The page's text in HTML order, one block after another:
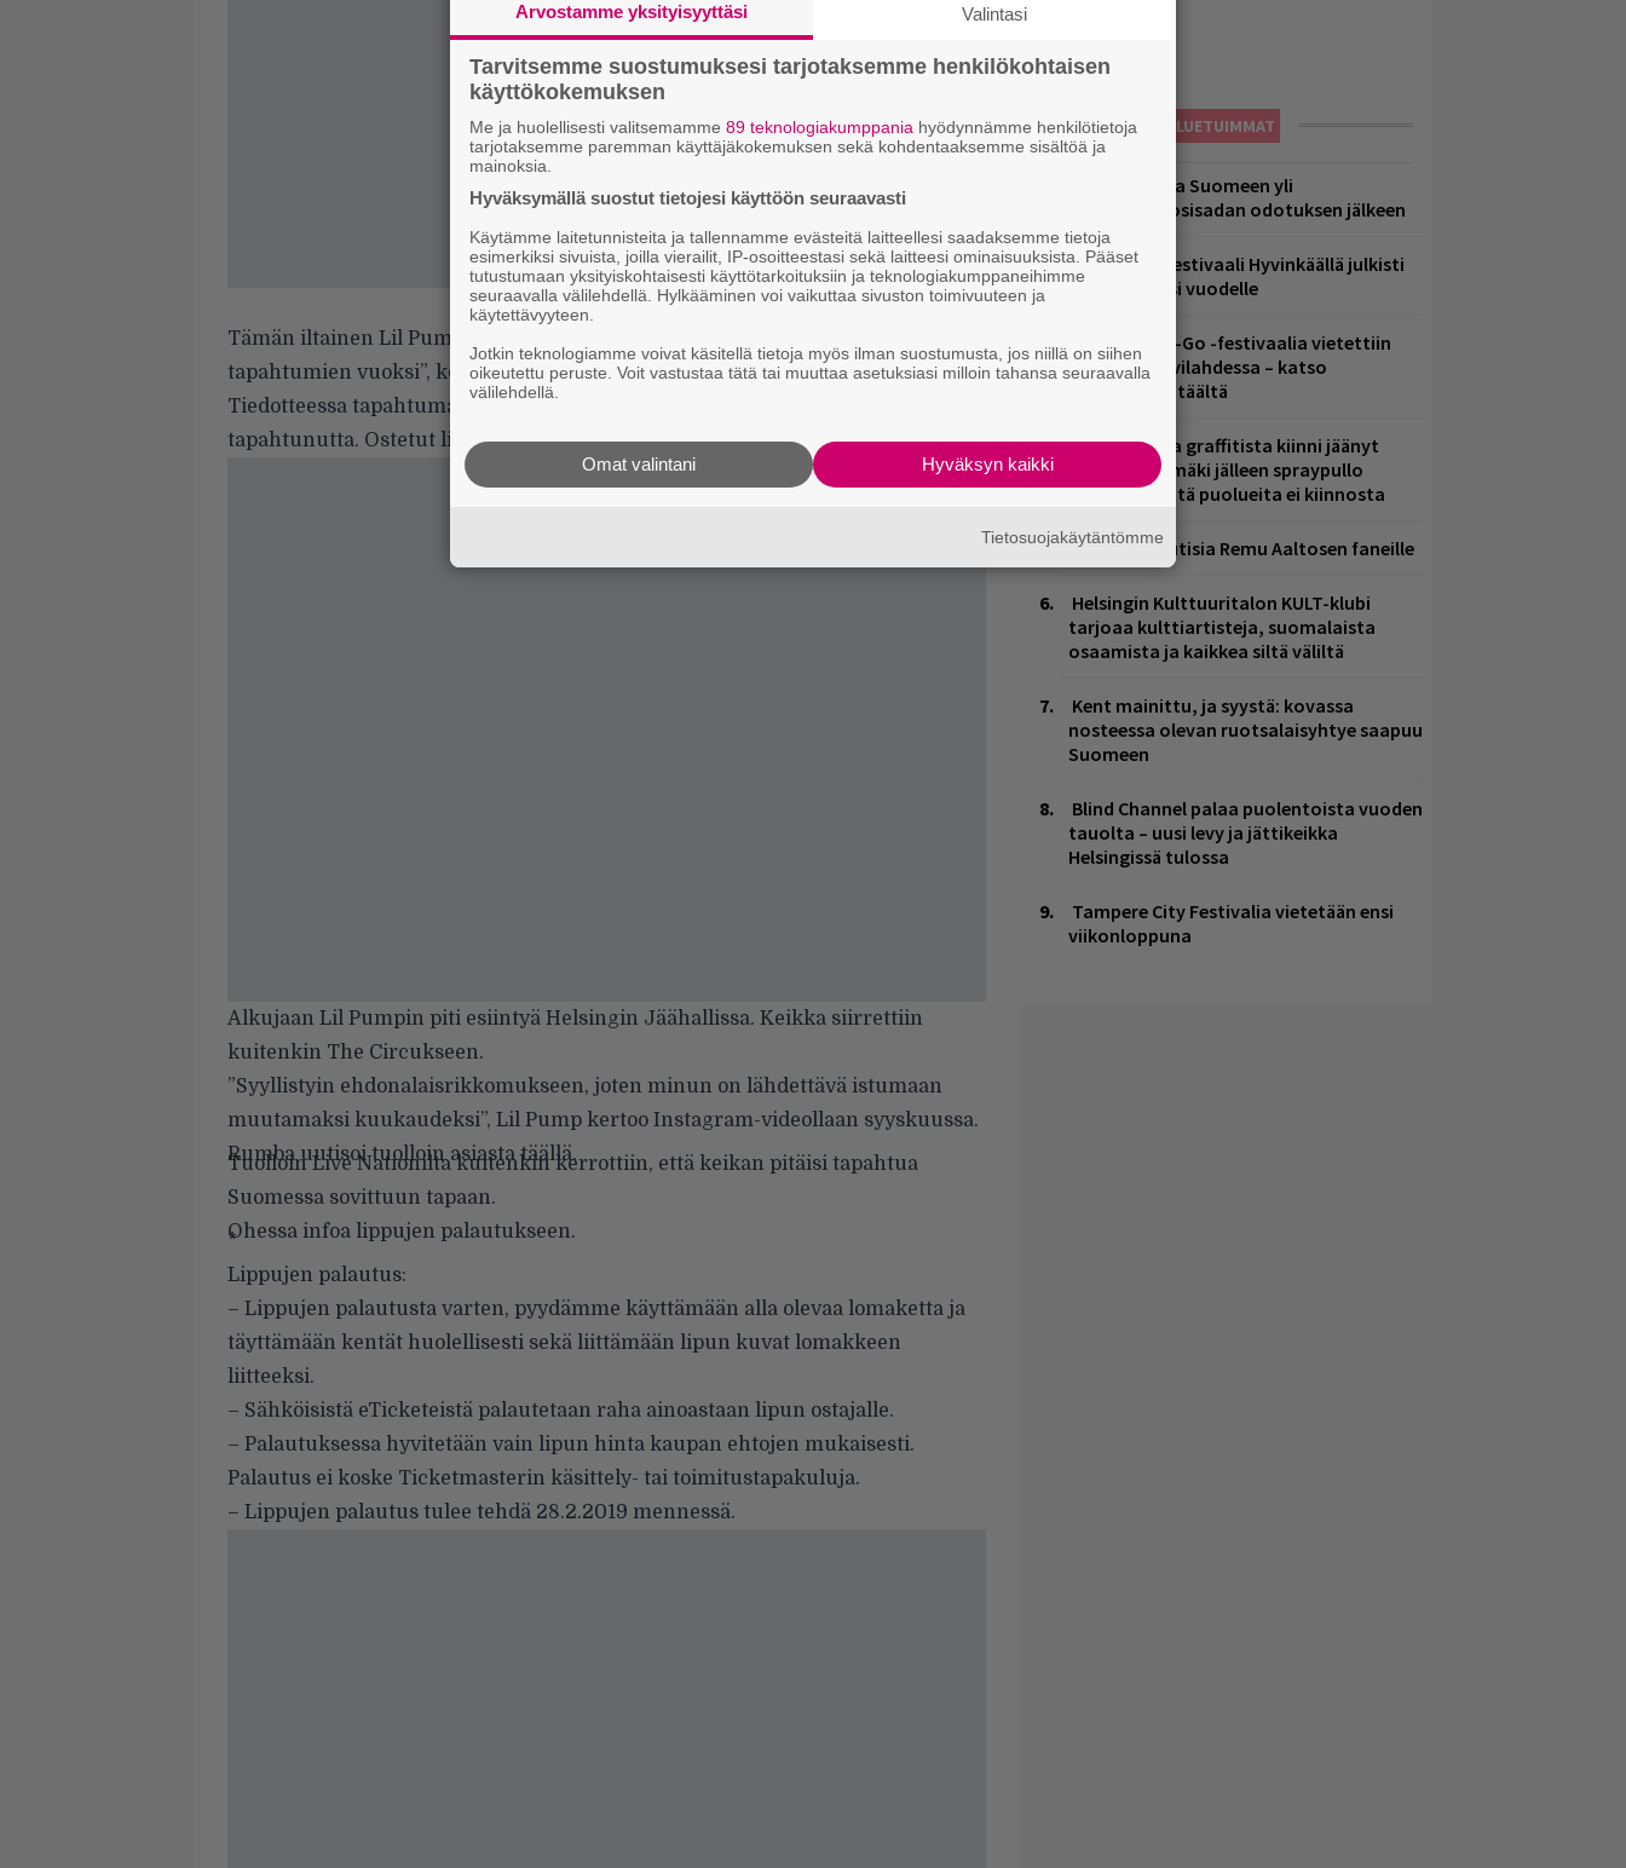
Tämän iltainen Lil Pumpin keikka on peruuntunut ”odottamattomien
tapahtumien vuoksi”, kertoo tiedote.
Tiedotteessa tapahtumajärjestäjä Live Nation ja Blockfest pahoittelevat
tapahtunutta. Ostetut liput voi palauttaa Ticketmasteriin.
Alkujaan Lil Pumpin piti esiintyä Helsingin Jäähallissa. Keikka siirrettiin
kuitenkin The Circukseen.
”Syyllistyin ehdonalaisrikkomukseen, joten minun on lähdettävä istumaan
muutamaksi kuukaudeksi”, Lil Pump kertoo Instagram-videollaan syyskuussa.
Rumba uutisoi tuolloin asiasta täällä.
Tuolloin Live Nationilta kuitenkin kerrottiin, että keikan pitäisi tapahtua
Suomessa sovittuun tapaan.
Ohessa infoa lippujen palautukseen.
*
Lippujen palautus:
– Lippujen palautusta varten, pyydämme käyttämään alla olevaa lomaketta ja
täyttämään kentät huolellisesti sekä liittämään lipun kuvat lomakkeen
liitteeksi.
– Sähköisistä eTicketeistä palautetaan raha ainoastaan lipun ostajalle.
– Palautuksessa hyvitetään vain lipun hinta kaupan ehtojen mukaisesti.
Palautus ei koske Ticketmasterin käsittely- tai toimitustapakuluja.
– Lippujen palautus tulee tehdä 28.2.2019 mennessä.
LUETUIMMAT
Weezer palaa Suomeen yli
neljännesvuosisadan odotuksen jälkeen
Äärimetallifestivaali Hyvinkäällä julkisti
esiintyjiä ensi vuodelle
Jytäkesä Go-Go -festivaalia vietettiin
Helsingin Suvilahdessa – katso
kuvagalleria täältä
Laittomasta graffitista kiinni jäänyt
Paavo Arhinmäki jälleen spraypullo
kädessä – näitä puolueita ei kiinnosta
Mainioita uutisia Remu Aaltosen faneille
Helsingin Kulttuuritalon KULT-klubi
tarjoaa kulttiartisteja, suomalaista
osaamista ja kaikkea siltä väliltä
Kent mainittu, ja syystä: kovassa
nosteessa olevan ruotsalaisyhtye saapuu
Suomeen
Blind Channel palaa puolentoista vuoden
tauolta – uusi levy ja jättikeikka
Helsingissä tulossa
Tampere City Festivalia vietetään ensi
viikonloppuna
Arvostamme yksityisyyttäsi Valintasi
Tarvitsemme suostumuksesi tarjotaksemme henkilökohtaisen
käyttökokemuksen
Me ja huolellisesti valitsemamme 89 teknologiakumppania hyödynnämme henkilötietoja
tarjotaksemme paremman käyttäjäkokemuksen sekä kohdentaaksemme sisältöä ja
mainoksia.
Hyväksymällä suostut tietojesi käyttöön seuraavasti
Käytämme laitetunnisteita ja tallennamme evästeitä laitteellesi saadaksemme tietoja
esimerkiksi sivuista, joilla vierailit, IP-osoitteestasi sekä laitteesi ominaisuuksista. Pääset
tutustumaan yksityiskohtaisesti käyttötarkoituksiin ja teknologiakumppaneihimme
seuraavalla välilehdellä. Hylkääminen voi vaikuttaa sivuston toimivuuteen ja
käytettävyyteen.
Jotkin teknologiamme voivat käsitellä tietoja myös ilman suostumusta, jos niillä on siihen
oikeutettu peruste. Voit vastustaa tätä tai muuttaa asetuksiasi milloin tahansa seuraavalla
välilehdellä.
Hyväksyn kaikki
Omat valintani
Tietosuojakäytäntömme